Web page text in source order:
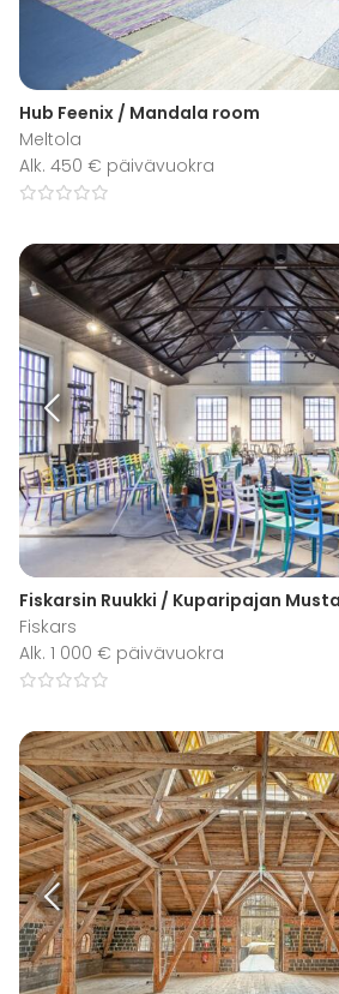
Hub Feenix / Mandala room
Meltola
Alk. 450 € päivävuokra
Fiskars
Alk. 1 000 € päivävuokra